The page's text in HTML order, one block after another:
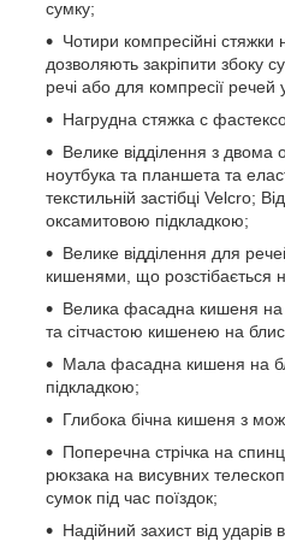
сумку;
Чотири компресійні
дозволяють закріпити збоку
речі або для компресії речей
Нагрудна стяжка с
Велике відділення з
ноутбука та планшета та
текстильній застібці Velcro;
оксамитовою підкладкою;
Велике відділення для
кишенями, що розстібається
Велика фасадна кишеня на
та сітчастою кишенею на
Мала фасадна кишеня на
підкладкою;
Глибока бічна кишеня з
Поперечна стрічка на
рюкзака на висувних
сумок під час поїздок;
Надійний захист від ударів